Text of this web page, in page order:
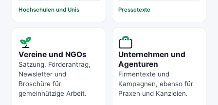
Hochschulen und Unis Pressetexte
Vereine und NGOs
Satzung, Förderantrag,
Newsletter und
Broschüre für
gemeinnützige Arbeit.
Unternehmen und
Agenturen
Firmentexte und
Kampagnen, ebenso für
Praxen und Kanzleien.